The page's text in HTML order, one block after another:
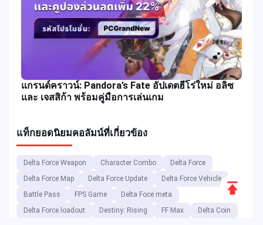
แกรนด์คราวน์: Pandora’s Fate อัปเดตฮีโร่ใหม่ อลิซ
และ เจสสิก้า พร้อมคู่มือการเล่นเกม
แท็กยอดนิยมคอลัมน์ที่เกี่ยวข้อง
Delta Force Weapon Character Combo
Delta Force
Delta Force Map
Delta Force Update
Delta Force Vehicle
Battle Pass
FPS Game
Delta Foce meta
Delta Force loadout
Destiny: Rising FF Max
Delta Coin
Scroll